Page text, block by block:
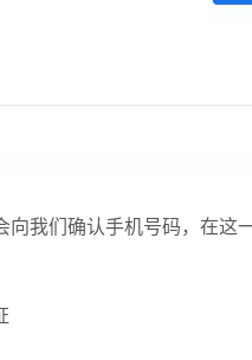
我们确认手机号码，在这